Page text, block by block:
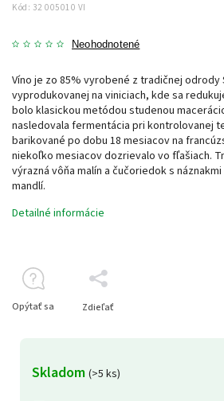
Kód: 32 005010 VI
Neohodnotené
Skladom (>5 ks)
Víno je zo 85% vyrobené z tradičnej odrody
vyprodukovanej na viniciach, kde sa
bolo klasickou metódou studenou
nasledovala fermentácia pri kontrolovanej
barikované po dobu 18 mesiacov na
niekoľko mesiacov dozrievalo vo fľašiach.
výrazná vôňa malín a čučoriedok s
mandlí.
Detailné informácie
Opýtať sa Zdieľať